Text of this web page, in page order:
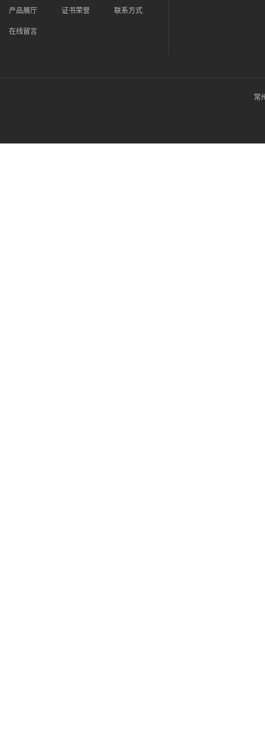
产品展厅 证书荣誉 联系方式
在线留言
常